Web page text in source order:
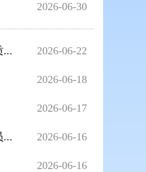
2026-06-30
... 2026-06-22
2026-06-18
2026-06-17
... 2026-06-16
2026-06-16